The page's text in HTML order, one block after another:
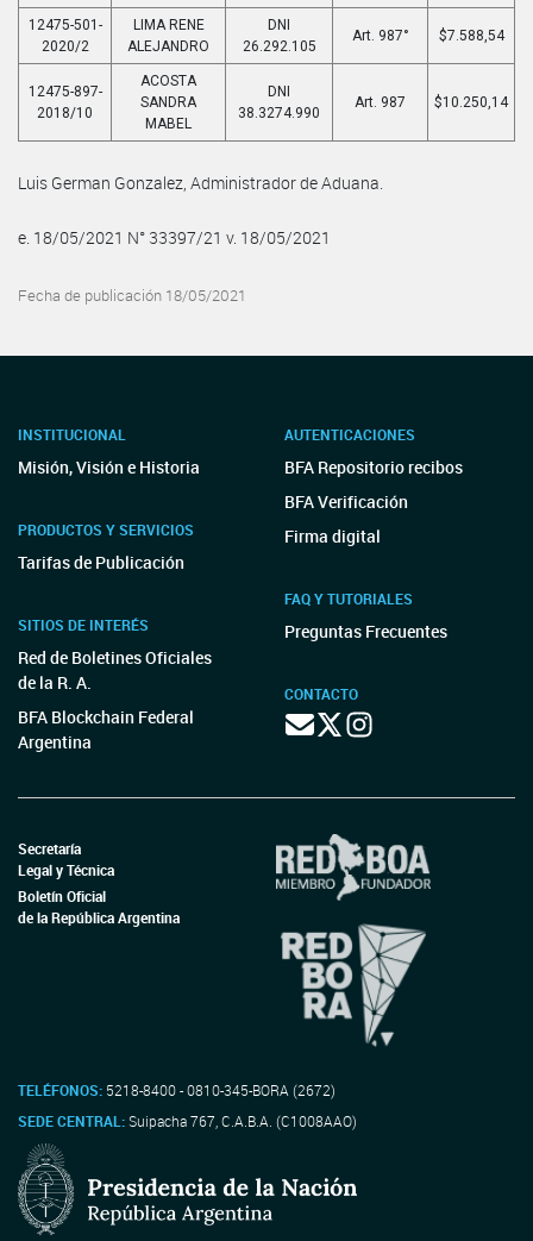
12475-501-
2020/2
LIMA RENE
ALEJANDRO
DNI
26.292.105
Art. 987° $7.588,54
12475-897-
2018/10
ACOSTA
SANDRA
MABEL
DNI
38.3274.990
Art. 987 $10.250,14
Luis German Gonzalez, Administrador de Aduana.
e. 18/05/2021 N° 33397/21 v. 18/05/2021
Fecha de publicación 18/05/2021
INSTITUCIONAL
Misión, Visión e Historia
PRODUCTOS Y SERVICIOS
Tarifas de Publicación
SITIOS DE INTERÉS
Red de Boletines Oficiales
de la R. A.
BFA Blockchain Federal
Argentina
AUTENTICACIONES
BFA Repositorio recibos
BFA Verificación
Firma digital
FAQ Y TUTORIALES
Preguntas Frecuentes
CONTACTO
Secretaría
Legal y Técnica
Boletín Oficial
de la República Argentina
TELÉFONOS: 5218-8400 - 0810-345-BORA (2672)
SEDE CENTRAL:Suipacha 767, C.A.B.A. (C1008AAO)